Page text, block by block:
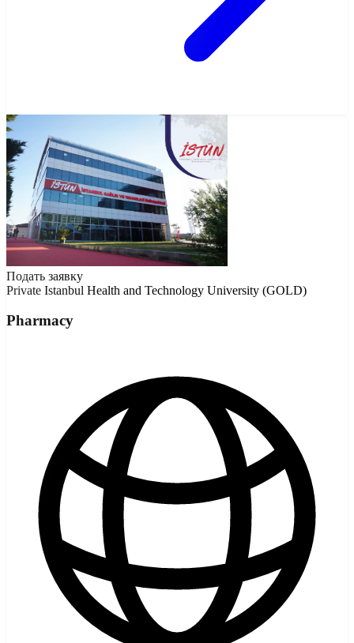
Подать заявку
Private Istanbul Health and Technology University (GOLD)
Pharmacy